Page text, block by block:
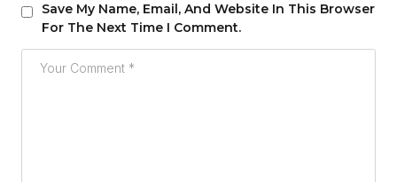
Save My Name, Email, And Website In This Browser
For The Next Time I Comment.